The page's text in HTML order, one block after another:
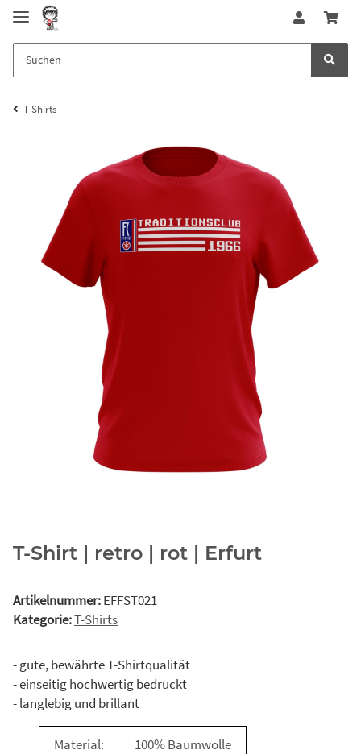
T-Shirts
T-Shirt | retro | rot | Erfurt
Artikelnummer:EFFST021
Kategorie:T-Shirts
- gute, bewährte T-Shirtqualität
- einseitig hochwertig bedruckt
- langlebig und brillant
Material: 100% Baumwolle